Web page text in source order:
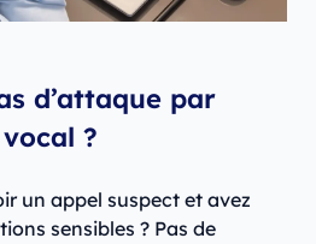
d’attaque par
?
un appel suspect et avez
sensibles ? Pas de